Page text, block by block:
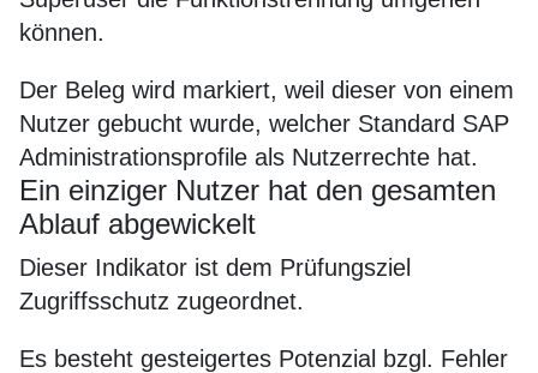
können.
Der Beleg wird markiert, weil dieser von einem
Nutzer gebucht wurde, welcher Standard SAP
Administrationsprofile als Nutzerrechte hat.
Ein einziger Nutzer hat den gesamten
Ablauf abgewickelt
Dieser Indikator ist dem Prüfungsziel
Zugriffsschutz zugeordnet.
Es besteht gesteigertes Potenzial bzgl. Fehler